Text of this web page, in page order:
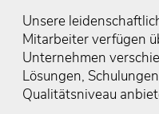
Unsere
Mitarbeiter verfügen
Unternehmen
Lösungen,
Qualitätsniveau